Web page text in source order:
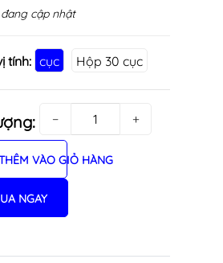
cập nhật
tính: cục Hộp 30 cục
− +
VÀO GIỎ HÀNG
NGAY